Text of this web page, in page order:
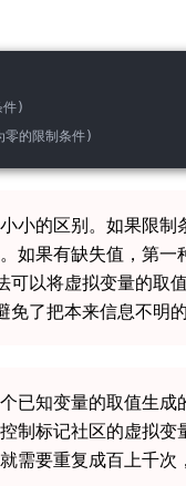
件)
零的限制条件)
小的区别。如果限
如果有缺失值，第
可以将虚拟变量的取
了把本来信息不明
已知变量的取值生
制标记社区的虚拟变
需要重复成百上千次